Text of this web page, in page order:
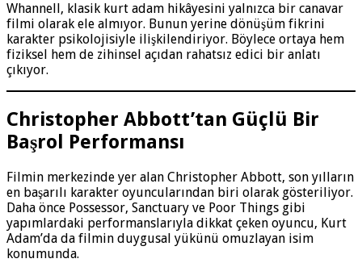
Whannell, klasik kurt adam hikâyesini yalnızca bir canavar
filmi olarak ele almıyor. Bunun yerine dönüşüm fikrini
karakter psikolojisiyle ilişkilendiriyor. Böylece ortaya hem
fiziksel hem de zihinsel açıdan rahatsız edici bir anlatı
çıkıyor.
Christopher Abbott’tan Güçlü Bir
Başrol Performansı
Filmin merkezinde yer alan Christopher Abbott, son yılların
en başarılı karakter oyuncularından biri olarak gösteriliyor.
Daha önce Possessor, Sanctuary ve Poor Things gibi
yapımlardaki performanslarıyla dikkat çeken oyuncu, Kurt
Adam’da da filmin duygusal yükünü omuzlayan isim
konumunda.